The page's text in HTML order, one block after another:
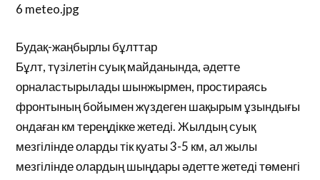
6 meteo.jpg
Будақ-жаңбырлы бұлттар
Бұлт, түзілетін суық майданында, әдетте
орналастырылады шынжырмен, простираясь
фронтының бойымен жүздеген шақырым ұзындығы
ондаған км тереңдікке жетеді. Жылдың суық
мезгілінде оларды тік қуаты 3-5 км, ал жылы
мезгілінде олардың шыңдары әдетте жетеді төменгі